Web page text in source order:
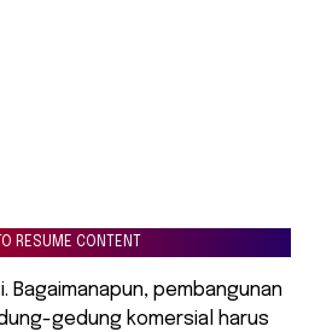
RESUME CONTENT
Bagaimanapun, pembangunan
gedung komersial harus